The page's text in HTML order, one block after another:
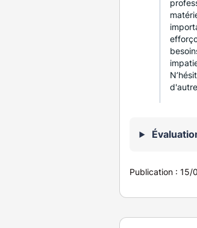
Publication :15/